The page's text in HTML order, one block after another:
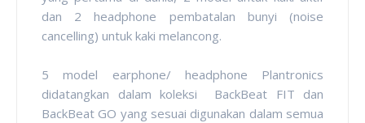
dan 2 headphone pembatalan bunyi (noise
cancelling) untuk kaki melancong.
5 model earphone/ headphone Plantronics
didatangkan dalam koleksi BackBeat FIT dan
BackBeat GO yang sesuai digunakan dalam semua